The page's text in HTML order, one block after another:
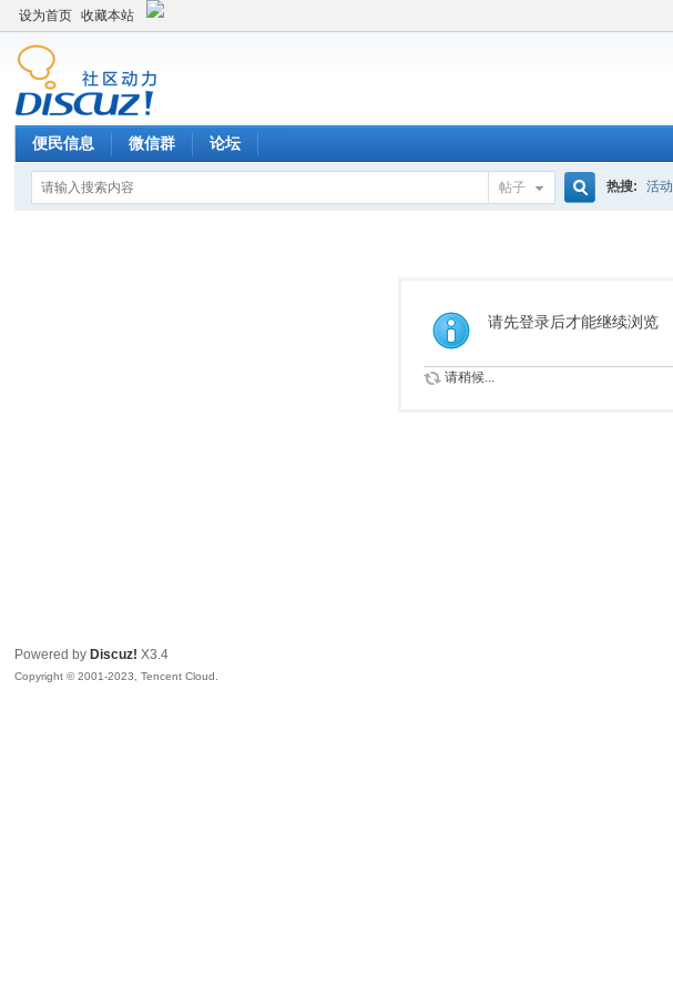
设为首页 收藏本站
便民信息 微信群 论坛
帖子
索
热搜: 活动
请先登录后才能继续浏览
请稍候...
Powered by Discuz! X3.4
Copyright © 2001-2023, Tencent Cloud.